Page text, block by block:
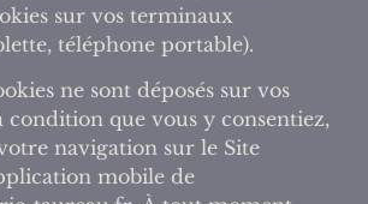
sur vos terminaux
téléphone portable).
ne sont déposés sur vos
condition que vous y consentiez,
navigation sur le Site
mobile de